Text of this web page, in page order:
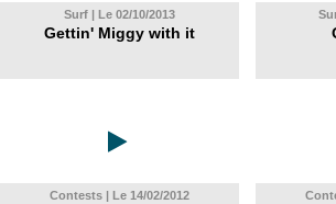
Surf | Le 02/10/2013
Gettin' Miggy with it
Contests | Le 14/02/2012